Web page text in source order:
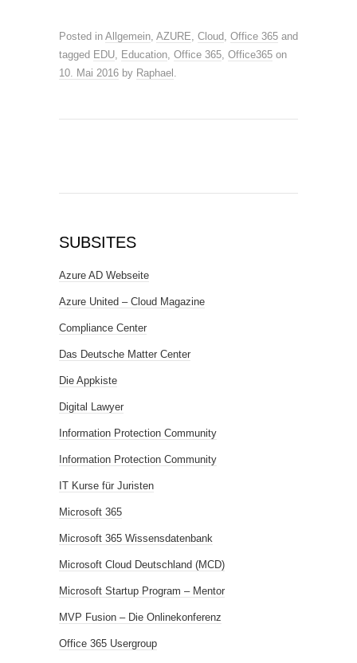
Posted in Allgemein, AZURE, Cloud, Office 365 and
tagged EDU, Education, Office 365, Office365 on
10. Mai 2016 by Raphael .
SUBSITES
Azure AD Webseite
Azure United – Cloud Magazine
Compliance Center
Das Deutsche Matter Center
Die Appkiste
Digital Lawyer
Information Protection Community
Information Protection Community
IT Kurse für Juristen
Microsoft 365
Microsoft 365 Wissensdatenbank
Microsoft Cloud Deutschland (MCD)
Microsoft Startup Program – Mentor
MVP Fusion – Die Onlinekonferenz
Office 365 Usergroup